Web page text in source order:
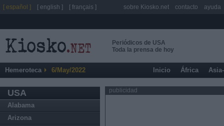
Periódicos de USA
Toda la prensa de hoy
Hemeroteca 6/May/2022 Inicio África
USA
Alabama
Arizona
publicidad
[ español ] [ english ] [ français ] sobre Kiosko.net contacto ayuda